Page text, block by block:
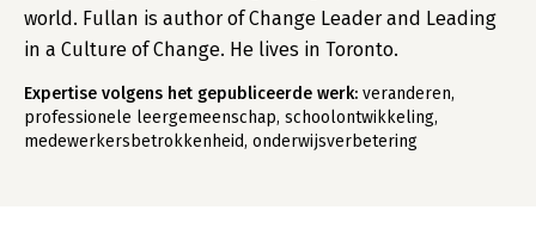
world. Fullan is author of Change Leader and Leading
in a Culture of Change. He lives in Toronto.
Expertise volgens het gepubliceerde werk: veranderen,
professionele leergemeenschap, schoolontwikkeling,
medewerkersbetrokkenheid, onderwijsverbetering